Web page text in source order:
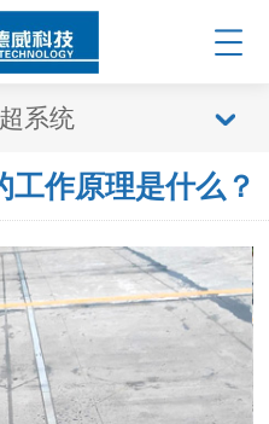
系统
作原理是什么？